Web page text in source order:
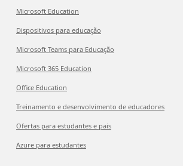
Microsoft Education
Dispositivos para educação
Microsoft Teams para Educação
Microsoft 365 Education
Office Education
Treinamento e desenvolvimento de educadores
Ofertas para estudantes e pais
Azure para estudantes